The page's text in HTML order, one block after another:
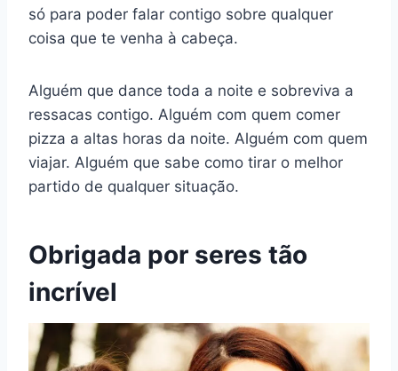
só para poder falar contigo sobre qualquer
coisa que te venha à cabeça.
Alguém que dance toda a noite e sobreviva a
ressacas contigo. Alguém com quem comer
pizza a altas horas da noite. Alguém com quem
viajar. Alguém que sabe como tirar o melhor
partido de qualquer situação.
Obrigada por seres tão
incrível